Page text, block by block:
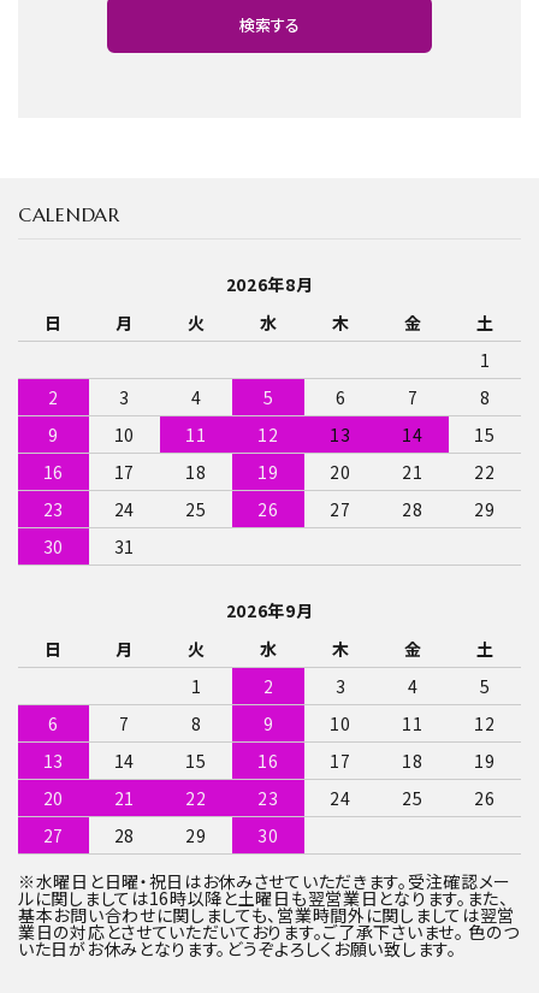
検索する
キーワード
カテゴリー
検索する
CALENDAR
2026年8月
日
月 火 水 木 金
土
1
2
3 4 5 6 7
8
9
10 11 12 13 14
15
16
17 18 19 20 21
22
23
24 25 26 27 28
29
30
31
2026年9月
日
月 火 水 木 金
土
1
2 3 4
5
6
7 8 9 10 11
12
13
14 15 16 17 18
19
20
21 22 23 24 25
26
27
28 29
30
※水曜日と日曜・祝日はお休みさせていただきます。受注確認メー
ルに関しましては16時以降と土曜日も翌営業日となります。また、
基本お問い合わせに関しましても、営業時間外に関しましては翌営
業日の対応とさせていただいております。ご了承下さいませ。 色のつ
いた日がお休みとなります。どうぞよろしくお願い致します。